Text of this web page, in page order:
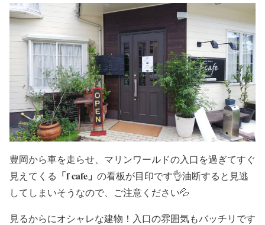
豊岡から車を走らせ、マリンワールドの入口を過ぎてすぐ
見えてくる 「f cafe」 の看板が目印です👌油断すると見逃
してしまいそうなので、ご注意ください💦
見るからにオシャレな建物！入口の雰囲気もバッチリです